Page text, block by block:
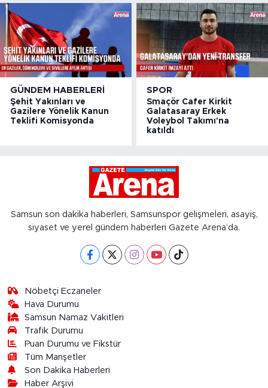
GÜNDEM HABERLERI
Şehit Yakınları ve
Gazilere Yönelik Kanun
Teklifi Komisyonda
SPOR
Smaçör Cafer Kirkit
Galatasaray Erkek
Voleybol Takımı'na
katıldı
Samsun son dakika haberleri, Samsunspor gelişmeleri, asayiş,
siyaset ve yerel gündem haberleri Gazete Arena’da.
Nöbetçi Eczaneler
Hava Durumu
Samsun Namaz Vakitleri
Trafik Durumu
Puan Durumu ve Fikstür
Tüm Manşetler
Son Dakika Haberleri
Haber Arşivi